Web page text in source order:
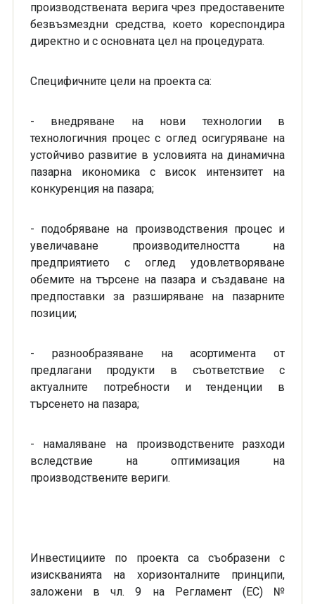
производствената верига чрез предоставените
безвъзмездни средства, което кореспондира
директно и с основната цел на процедурата.
Специфичните цели на проекта са:
- внедряване на нови технологии в
технологичния процес с оглед осигуряване на
устойчиво развитие в условията на динамична
пазарна икономика с висок интензитет на
конкуренция на пазара;
- подобряване на производствения процес и
увеличаване производителността на
предприятието с оглед удовлетворяване
обемите на търсене на пазара и създаване на
предпоставки за разширяване на пазарните
позиции;
- разнообразяване на асортимента от
предлагани продукти в съответствие с
актуалните потребности и тенденции в
търсенето на пазара;
- намаляване на производствените разходи
вследствие на оптимизация на
производствените вериги.
Инвестициите по проекта са съобразени с
изискванията на хоризонталните принципи,
заложени в чл. 9 на Регламент (ЕС) №